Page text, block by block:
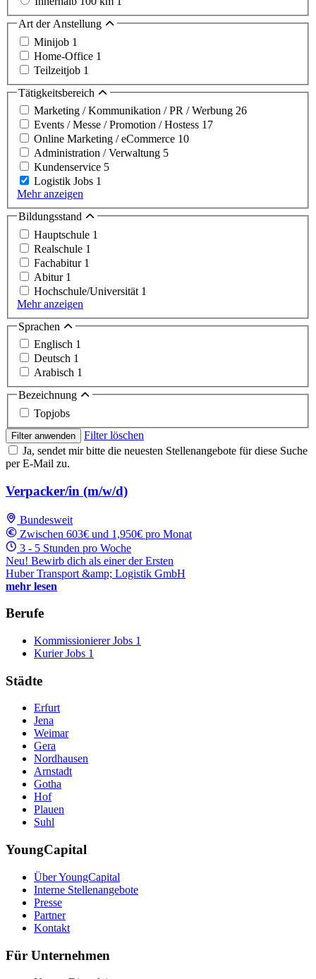
Art der Anstellung
Minijob 1
Home-Office 1
Teilzeitjob 1
Tätigkeitsbereich
Marketing / Kommunikation / PR / Werbung 26
Events / Messe / Promotion / Hostess 17
Online Marketing / eCommerce 10
Administration / Verwaltung 5
Kundenservice 5
Logistik Jobs 1
Mehr anzeigen
Bildungsstand
Hauptschule 1
Realschule 1
Fachabitur 1
Abitur 1
Hochschule/Universität 1
Mehr anzeigen
Sprachen
Englisch 1
Deutsch 1
Arabisch 1
Bezeichnung
Topjobs
Filter anwenden
Filter löschen
Ja, sendet mir bitte die neuesten Stellenangebote für diese Suche
per E-Mail zu.
Verpacker/in (m/w/d)
Bundesweit
Zwischen 603€ und 1,950€ pro Monat
3 - 5 Stunden pro Woche
Neu! Bewirb dich als einer der Ersten
Huber Transport &amp; Logistik GmbH
mehr lesen
Berufe
Kommissionierer Jobs 1
Kurier Jobs 1
Städte
Erfurt
Jena
Weimar
Gera
Nordhausen
Arnstadt
Gotha
Hof
Plauen
Suhl
YoungCapital
Über YoungCapital
Interne Stellenangebote
Presse
Partner
Kontakt
Für Unternehmen